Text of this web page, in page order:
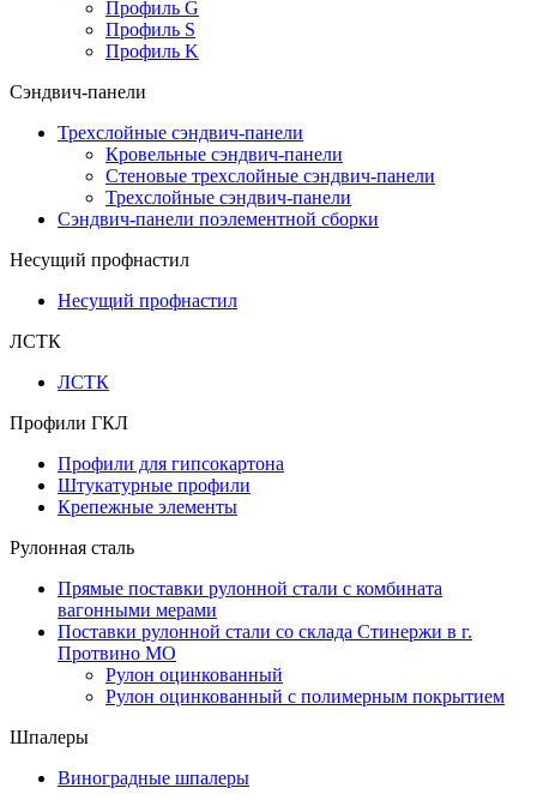
Профиль G
Профиль S
Профиль K
Сэндвич-панели
Трехслойные сэндвич-панели
Кровельные сэндвич-панели
Стеновые трехслойные сэндвич-панели
Трехслойные сэндвич-панели
Сэндвич-панели поэлементной сборки
Несущий профнастил
Несущий профнастил
ЛСТК
ЛСТК
Профили ГКЛ
Профили для гипсокартона
Штукатурные профили
Крепежные элементы
Рулонная сталь
Прямые поставки рулонной стали с комбината
вагонными мерами
Поставки рулонной стали со склада Стинержи в г.
Протвино МО
Рулон оцинкованный
Рулон оцинкованный с полимерным покрытием
Шпалеры
Виноградные шпалеры